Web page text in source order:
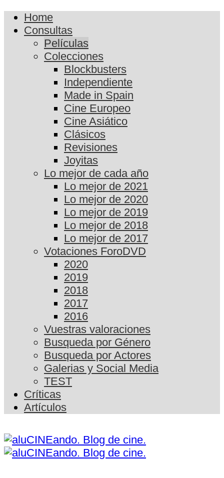
Home
Consultas
Películas
Colecciones
Blockbusters
Independiente
Made in Spain
Cine Europeo
Cine Asiático
Clásicos
Revisiones
Joyitas
Lo mejor de cada año
Lo mejor de 2021
Lo mejor de 2020
Lo mejor de 2019
Lo mejor de 2018
Lo mejor de 2017
Votaciones ForoDVD
2020
2019
2018
2017
2016
Vuestras valoraciones
Busqueda por Género
Busqueda por Actores
Galerias y Social Media
TEST
Críticas
Artículos